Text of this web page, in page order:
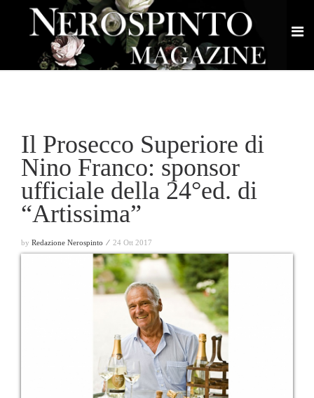
Il Prosecco Superiore di
Nino Franco: sponsor
ufficiale della 24°ed. di
“Artissima”
by Redazione Nerospinto ⁄ 24 Ott 2017